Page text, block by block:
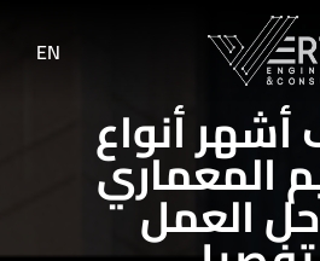
أنواع
المعماري
العمل